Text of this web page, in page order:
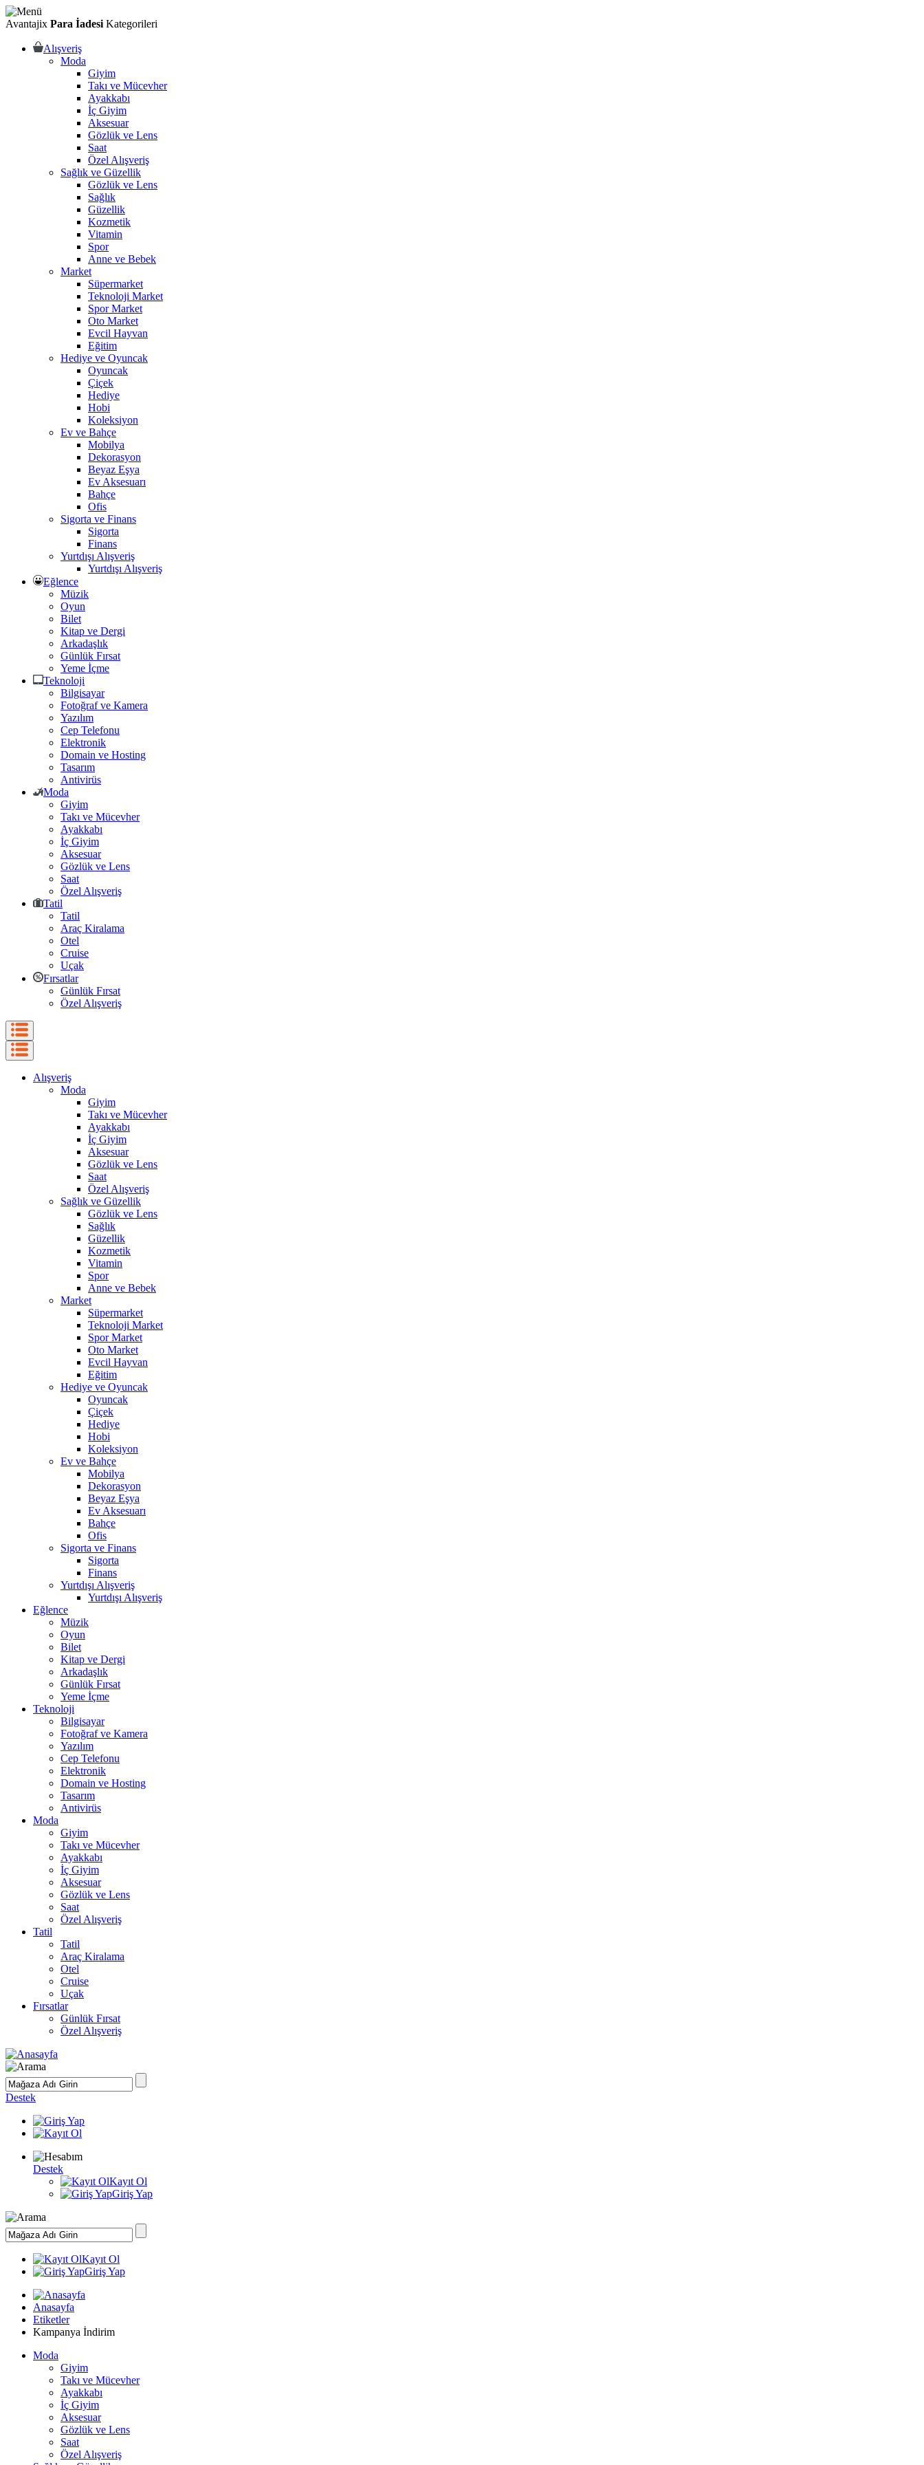
Avantajix Para İadesi Kategorileri
Alışveriş
Moda
Giyim
Takı ve Mücevher
Ayakkabı
İç Giyim
Aksesuar
Gözlük ve Lens
Saat
Özel Alışveriş
Sağlık ve Güzellik
Gözlük ve Lens
Sağlık
Güzellik
Kozmetik
Vitamin
Spor
Anne ve Bebek
Market
Süpermarket
Teknoloji Market
Spor Market
Oto Market
Evcil Hayvan
Eğitim
Hediye ve Oyuncak
Oyuncak
Çiçek
Hediye
Hobi
Koleksiyon
Ev ve Bahçe
Mobilya
Dekorasyon
Beyaz Eşya
Ev Aksesuarı
Bahçe
Ofis
Sigorta ve Finans
Sigorta
Finans
Yurtdışı Alışveriş
Yurtdışı Alışveriş
Eğlence
Müzik
Oyun
Bilet
Kitap ve Dergi
Arkadaşlık
Günlük Fırsat
Yeme İçme
Teknoloji
Bilgisayar
Fotoğraf ve Kamera
Yazılım
Cep Telefonu
Elektronik
Domain ve Hosting
Tasarım
Antivirüs
Moda
Giyim
Takı ve Mücevher
Ayakkabı
İç Giyim
Aksesuar
Gözlük ve Lens
Saat
Özel Alışveriş
Tatil
Tatil
Araç Kiralama
Otel
Cruise
Uçak
Fırsatlar
Günlük Fırsat
Özel Alışveriş
Alışveriş
Moda
Giyim
Takı ve Mücevher
Ayakkabı
İç Giyim
Aksesuar
Gözlük ve Lens
Saat
Özel Alışveriş
Sağlık ve Güzellik
Gözlük ve Lens
Sağlık
Güzellik
Kozmetik
Vitamin
Spor
Anne ve Bebek
Market
Süpermarket
Teknoloji Market
Spor Market
Oto Market
Evcil Hayvan
Eğitim
Hediye ve Oyuncak
Oyuncak
Çiçek
Hediye
Hobi
Koleksiyon
Ev ve Bahçe
Mobilya
Dekorasyon
Beyaz Eşya
Ev Aksesuarı
Bahçe
Ofis
Sigorta ve Finans
Sigorta
Finans
Yurtdışı Alışveriş
Yurtdışı Alışveriş
Eğlence
Müzik
Oyun
Bilet
Kitap ve Dergi
Arkadaşlık
Günlük Fırsat
Yeme İçme
Teknoloji
Bilgisayar
Fotoğraf ve Kamera
Yazılım
Cep Telefonu
Elektronik
Domain ve Hosting
Tasarım
Antivirüs
Moda
Giyim
Takı ve Mücevher
Ayakkabı
İç Giyim
Aksesuar
Gözlük ve Lens
Saat
Özel Alışveriş
Tatil
Tatil
Araç Kiralama
Otel
Cruise
Uçak
Fırsatlar
Günlük Fırsat
Özel Alışveriş
Destek
Destek
Kayıt Ol
Giriş Yap
Kayıt Ol
Giriş Yap
Anasayfa
Etiketler
Kampanya İndirim
Moda
Giyim
Takı ve Mücevher
Ayakkabı
İç Giyim
Aksesuar
Gözlük ve Lens
Saat
Özel Alışveriş